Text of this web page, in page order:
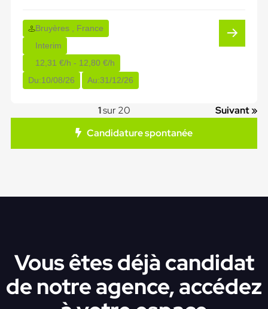
Bruyères , France
Interim
12,31 €/h - 12,80 €/h
Du:10/08/26 Au:31/12/26
1sur 20
Suivant »
Candidature spontanée
Vous êtes déjà candidat
de notre agence, accédez